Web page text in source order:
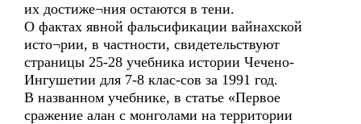
их достиже¬ния остаются в тени.
О фактах явной фальсификации вайнахской
исто¬рии, в частности, свидетельствуют
страницы 25-28 учебника истории Чечено-
Ингушетии для 7-8 клас-сов за 1991 год.
В названном учебнике, в статье «Первое
сражение алан с монголами на территории